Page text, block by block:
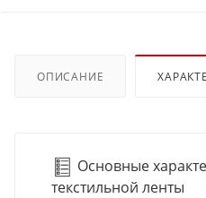
ОПИСАНИЕ
Основные
текстильной ленты